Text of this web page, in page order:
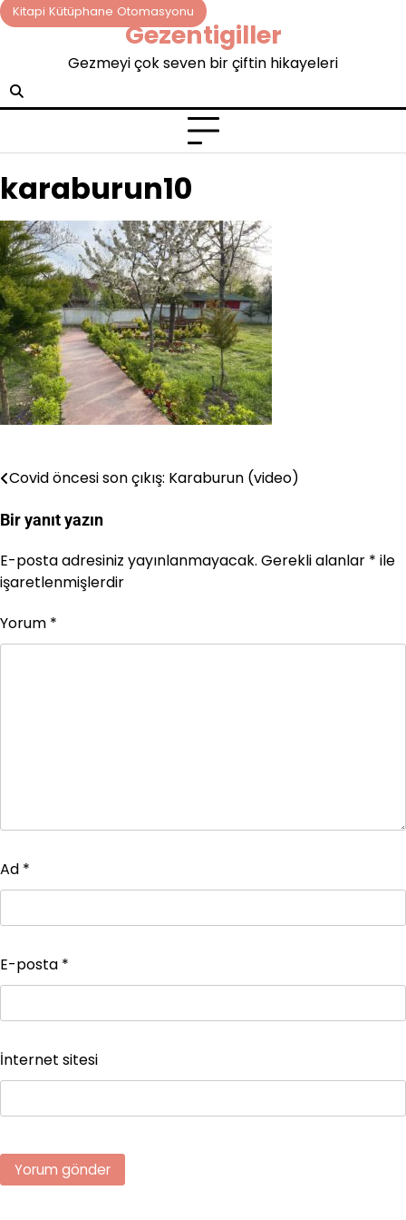
Skip
to
Kitapi Kütüphane Otomasyonu
Gezentigiller
Gezmeyi çok seven bir çiftin hikayeleri
karaburun10
Yazı
gezinmesi
Covid öncesi son çıkış: Karaburun (video)
Bir yanıt yazın
E-posta adresiniz yayınlanmayacak. Gerekli alanlar * ile
işaretlenmişlerdir
Yorum *
Ad *
E-posta *
İnternet sitesi